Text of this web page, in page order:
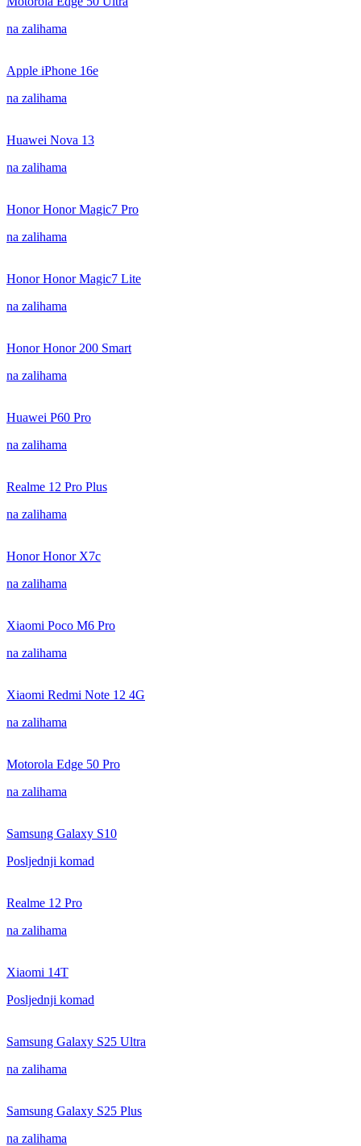
na zalihama
Apple iPhone 16e
na zalihama
Huawei Nova 13
na zalihama
Honor Honor Magic7 Pro
na zalihama
Honor Honor Magic7 Lite
na zalihama
Honor Honor 200 Smart
na zalihama
Huawei P60 Pro
na zalihama
Realme 12 Pro Plus
na zalihama
Honor Honor X7c
na zalihama
Xiaomi Poco M6 Pro
na zalihama
Xiaomi Redmi Note 12 4G
na zalihama
Motorola Edge 50 Pro
na zalihama
Samsung Galaxy S10
Posljednji komad
Realme 12 Pro
na zalihama
Xiaomi 14T
Posljednji komad
Samsung Galaxy S25 Ultra
na zalihama
Samsung Galaxy S25 Plus
na zalihama